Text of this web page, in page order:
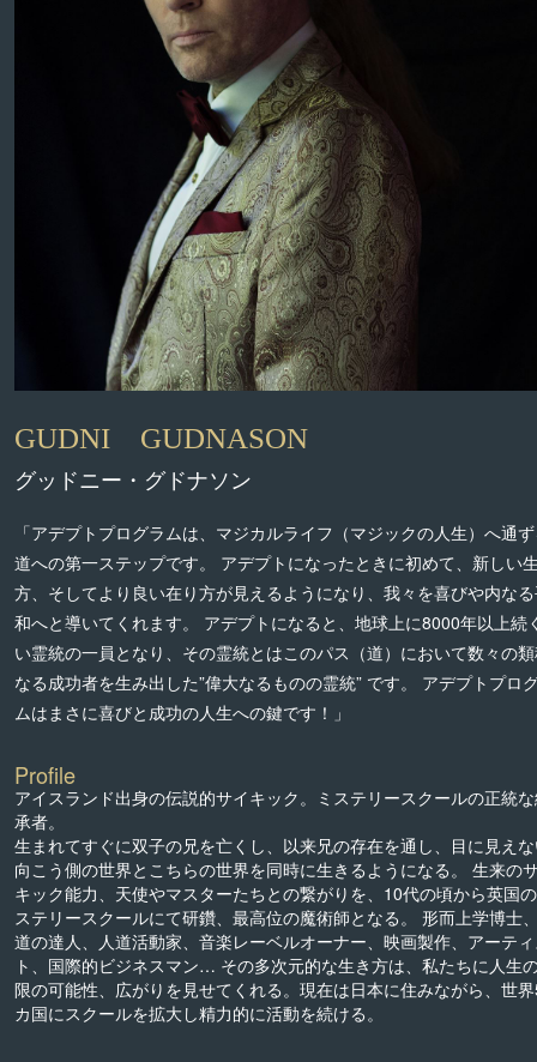
GUDNI GUDNASON
グッドニー・グドナソン
「アデプトプログラムは、マジカルライフ（マジックの人生）へ通
道への第一ステップです。 アデプトになったときに初めて、新しい
方、そしてより良い在り方が見えるようになり、我々を喜びや内な
和へと導いてくれます。 アデプトになると、地球上に8000年以上続
い霊統の一員となり、その霊統とはこのパス（道）において数々の
なる成功者を生み出した”偉大なるものの霊統” です。 アデプトプロ
ムはまさに喜びと成功の人生への鍵です！」
Profile
アイスランド出身の伝説的サイキック。ミステリースクールの正統
承者。
生まれてすぐに双子の兄を亡くし、以来兄の存在を通し、目に見え
向こう側の世界とこちらの世界を同時に生きるようになる。 生来の
キック能力、天使やマスターたちとの繋がりを、10代の頃から英国
ステリースクールにて研鑽、最高位の魔術師となる。 形而上学博士
道の達人、人道活動家、音楽レーベルオーナー、映画製作、アーテ
ト、国際的ビジネスマン… その多次元的な生き方は、私たちに人生
限の可能性、広がりを見せてくれる。現在は日本に住みながら、世
カ国にスクールを拡大し精力的に活動を続ける。